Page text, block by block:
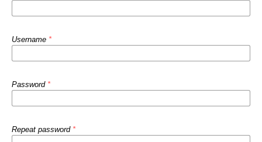
Username *
Password *
Repeat password *